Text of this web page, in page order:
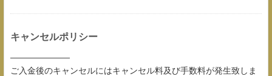
キャンセルポリシー
―――――――
ご入金後のキャンセルにはキャンセル料及び手数料が発生致しま